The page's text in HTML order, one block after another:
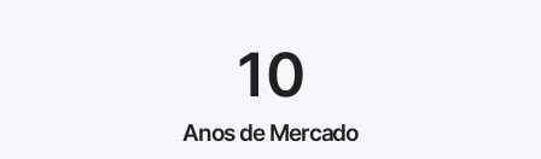
Anos de Mercado
10